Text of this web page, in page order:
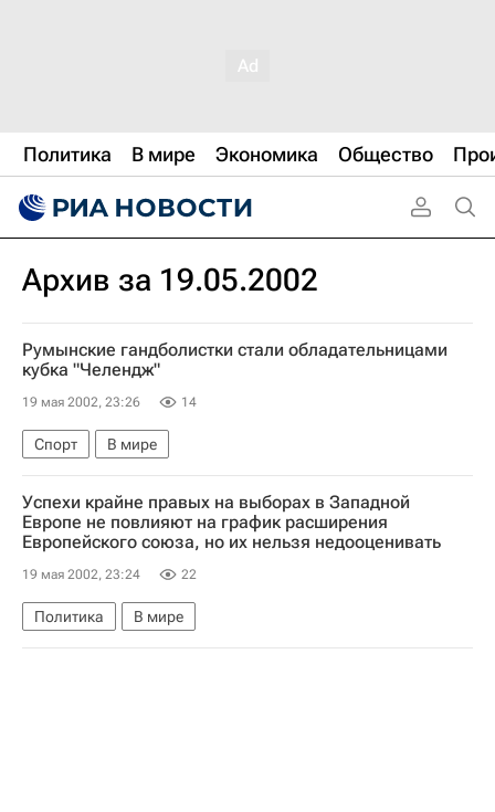
Политика В мире Экономика Общество
Архив за 19.05.2002
Румынские гандболистки стали обладательницами
кубка "Челендж"
19 мая 2002, 23:26 14
Спорт В мире
Успехи крайне правых на выборах в Западной
Европе не повлияют на график расширения
Европейского союза, но их нельзя недооценивать
19 мая 2002, 23:24 22
Политика В мире